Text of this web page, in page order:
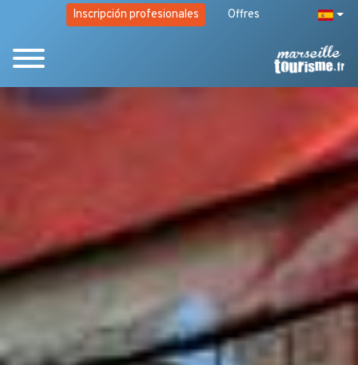
Inscripción profesionales Offres